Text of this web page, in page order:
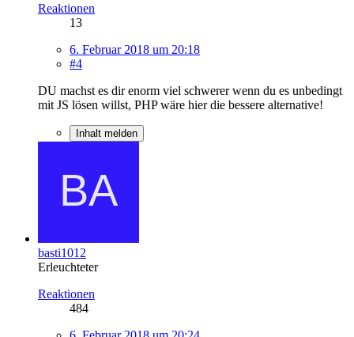
Reaktionen
13
6. Februar 2018 um 20:18
#4
DU machst es dir enorm viel schwerer wenn du es unbedingt
mit JS lösen willst, PHP wäre hier die bessere alternative!
Inhalt melden
basti1012
Erleuchteter
Reaktionen
484